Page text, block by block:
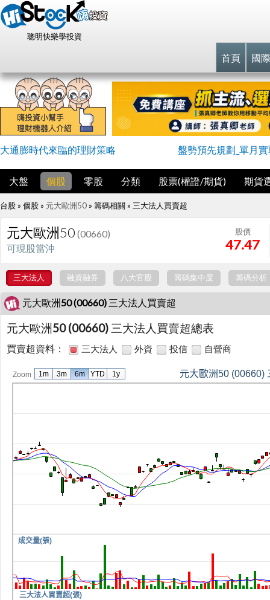
聰明快樂學投資
首頁 國
大通膨時代來臨的理財策略 盤勢預先規劃_單月
大盤 個股 零股 分類 股票(權證/期貨) 期貨
台股 » 個股 » 元大歐洲50 » 籌碼相關 » 三大法人買賣超
元大歐洲50 (00660)
可現股當沖
股價
47.47
三大法人 融資融券 八大官股 籌碼集中度 籌碼分析
元大歐洲50 (00660) 三大法人買賣超
元大歐洲50 (00660) 三大法人買賣超總表
買賣超資料： 三大法人 外資 投信 自營商
Zoom
成交量(張)
三大法人買賣超(張)
元大歐洲50 (00660)
1m 3m 6m YTD 1y